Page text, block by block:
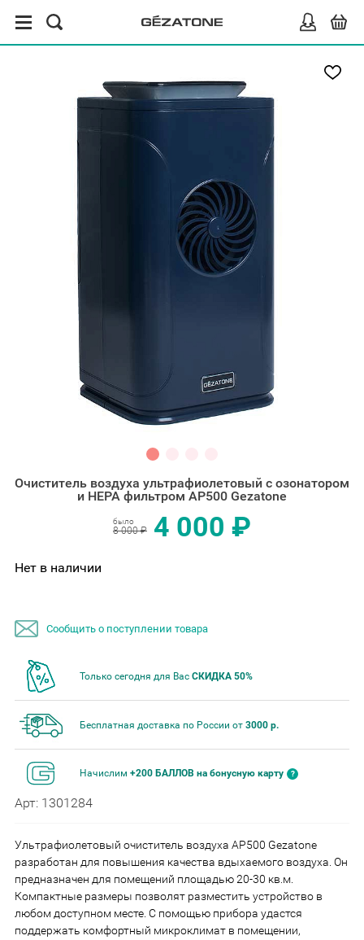
Очиститель воздуха ультрафиолетовый с озонатором
и HEPA фильтром AP500 Gezatone
было
8 000 ₽ 4 000 ₽
Нет в наличии
Сообщить о поступлении товара
Только сегодня для Вас СКИДКА 50%
Бесплатная доставка по России от 3000 р.
Начислим +200 БАЛЛОВ на бонусную карту
Арт: 1301284
Ультрафиолетовый очиститель воздуха AP500 Gezatone
разработан для повышения качества вдыхаемого воздуха. Он
предназначен для помещений площадью 20-30 кв.м.
Компактные размеры позволят разместить устройство в
любом доступном месте. С помощью прибора удастся
поддержать комфортный микроклимат в помещении,